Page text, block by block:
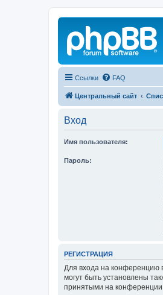
Ссылки FAQ
Центральный сайт
Вход
Имя пользователя:
Пароль:
РЕГИСТРАЦИЯ
Для входа на конференцию
могут быть установлены
принятыми на